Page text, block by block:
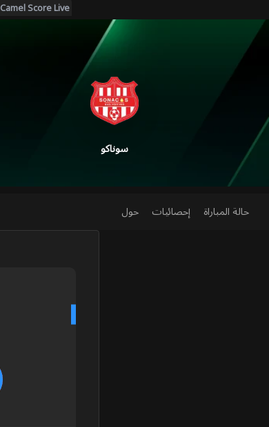
Camel Score Live
سوناكو
حالة المباراة إحصائيات حول